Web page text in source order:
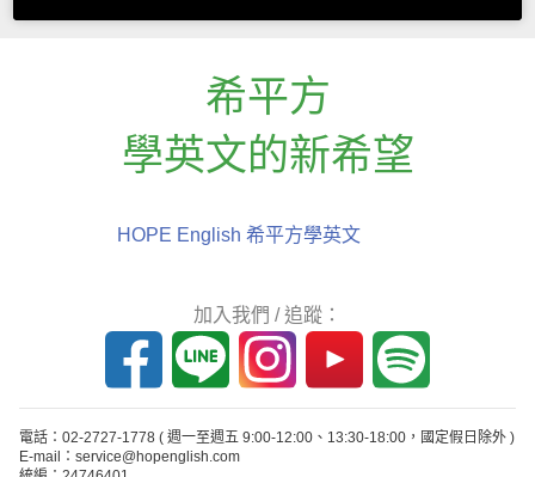
希平方
學英文的新希望
HOPE English 希平方學英文
加入我們 / 追蹤：
電話：02-2727-1778 ( 週一至週五 9:00-12:00、13:30-18:00，國定假日除外 )
E-mail：service@hopenglish.com